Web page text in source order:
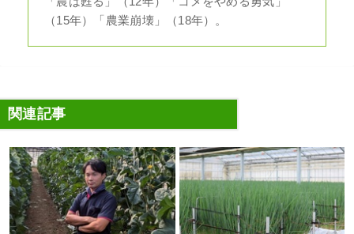
（15年）「農業崩壊」（18年）。
関連記事